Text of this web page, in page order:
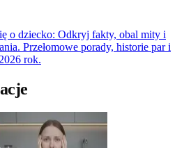
o dziecko: Odkryj fakty, obal mity i
Przełomowe porady, historie par i
rok.